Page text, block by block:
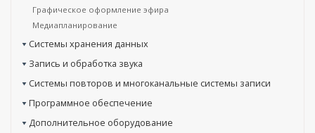
Графическое оформление эфира
Медиапланирование
Системы хранения данных
Запись и обработка звука
Системы повторов и многоканальные системы записи
Программное обеспечение
Дополнительное оборудование